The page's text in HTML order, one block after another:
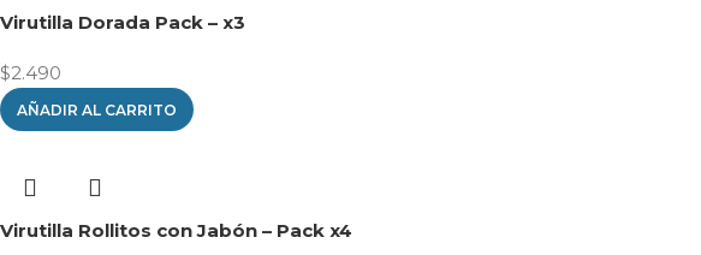
Virutilla Dorada Pack – x3
$2.490
AÑADIR AL CARRITO
Virutilla Rollitos con Jabón – Pack x4